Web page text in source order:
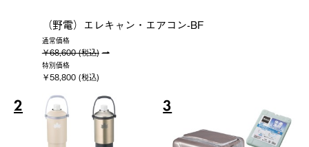
（野電）エレキャン・エアコン-BF
通常価格
￥68,600 (税込)
特別価格
￥58,800 (税込)
2 3